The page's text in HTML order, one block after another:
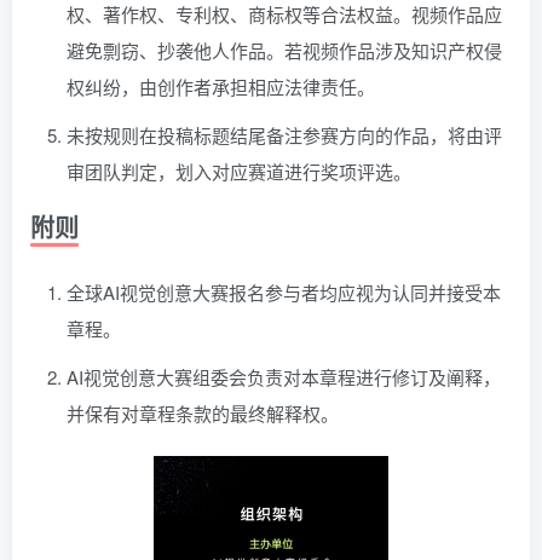
权、著作权、专利权、商标权等合法权益。视频作品应
避免剽窃、抄袭他人作品。若视频作品涉及知识产权侵
权纠纷，由创作者承担相应法律责任。
未按规则在投稿标题结尾备注参赛方向的作品，将由评
审团队判定，划入对应赛道进行奖项评选。
附则
全球AI视觉创意大赛报名参与者均应视为认同并接受本
章程。
AI视觉创意大赛组委会负责对本章程进行修订及阐释，
并保有对章程条款的最终解释权。